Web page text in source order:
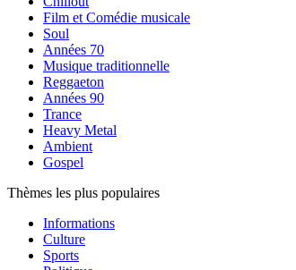
Film et Comédie musicale
Soul
Années 70
Musique traditionnelle
Reggaeton
Années 90
Trance
Heavy Metal
Ambient
Gospel
Thèmes les plus populaires
Informations
Culture
Sports